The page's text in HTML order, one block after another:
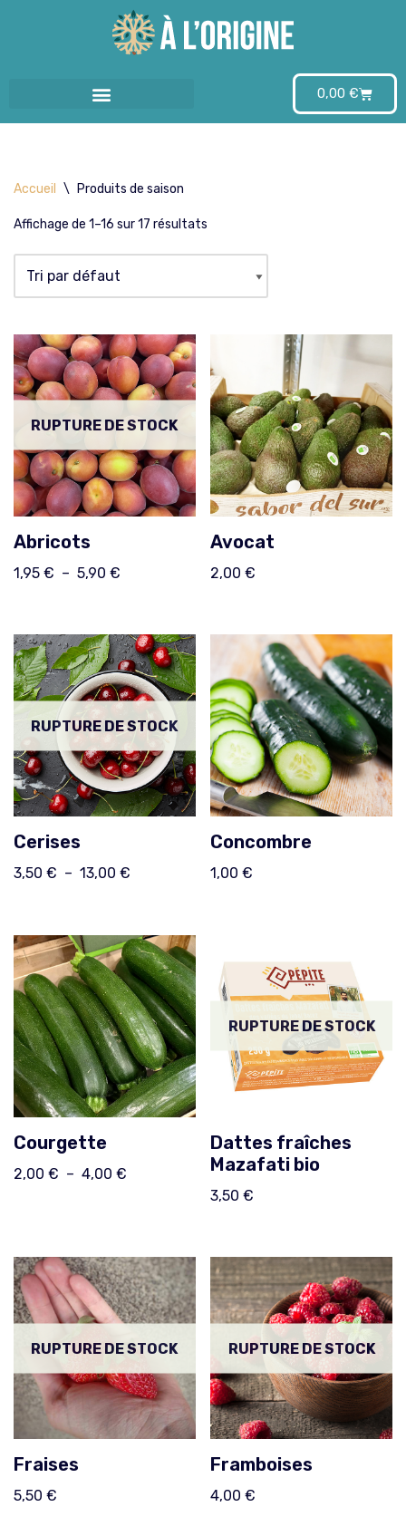
0,00 €
Accueil \ Produits de saison
Affichage de 1–16 sur 17 résultats
RUPTURE DE STOCK
Abricots
1,95 € – 5,90 €
Avocat
2,00€
RUPTURE DE STOCK
Cerises
3,50 € – 13,00 €
Concombre
1,00€
Courgette
2,00 € – 4,00 €
RUPTURE DE STOCK
Dattes fraîches
Mazafati bio
3,50€
RUPTURE DE STOCK
Fraises
5,50 €
RUPTURE DE STOCK
Framboises
4,00€